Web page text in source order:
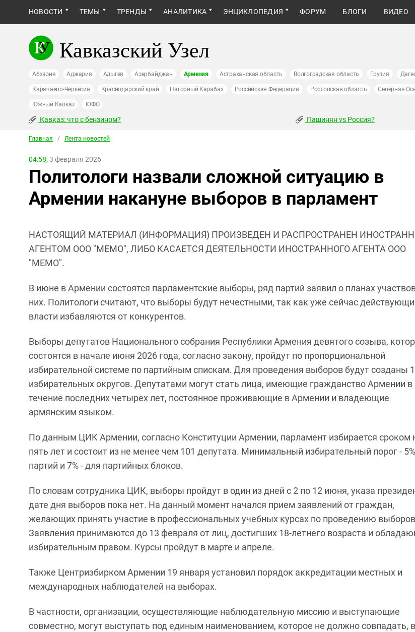
НОВОСТИ ТЕМЫ ТРЕНДЫ АНАЛИТИКА ЭНЦИКЛОПЕДИЯ ФОРУМ БЛОГИ ВИДЕО
Кавказский Узел
Абхазия Аджария Адыгея Азербайджан Армения Астраханская область Волгоградская область Грузия
Карачаево-Черкесия Краснодарский край Нагорный Карабах Российская Федерация Ростовская область Северная
Южный Кавказ ЮФО
Кавказ: что с бензином? Пашинян vs Россия?
Главная / Лента новостей
04:58, 3 февраля 2026
Политологи назвали сложной ситуацию в
Армении накануне выборов в парламент
НАСТОЯЩИЙ МАТЕРИАЛ (ИНФОРМАЦИЯ) ПРОИЗВЕДЕН И РАСПРОСТРАНЕН
АГЕНТОМ ООО "МЕМО", ЛИБО КАСАЕТСЯ ДЕЯТЕЛЬНОСТИ ИНОСТРАННОГО АГЕНТА ООО
"МЕМО".
В июне в Армении состоятся парламентские выборы, ряд партий заявил о планах
них. Политологи считают, что выборы будут нечестными, так как уже сейчас
власти избавляются от конкурентов.
Выборы депутатов Национального собрания Республики Армения девятого созыва,
состоятся в начале июня 2026 года, согласно закону, пройдут по пропорциональной
избирательной системе по партийным спискам. Для проведения выборов будут созданы
избирательных округов. Депутатами могут стать лица, имеющие гражданство Армении в
течение последних четырех лет, постоянное проживающие в Армении и владеющие
армянским языком.
По данным ЦИК Армении, согласно Конституции Армении, парламент избирается сроком
пять лет и состоит из не менее чем 101 депутата. Минимальный избирательный порог -
партий и 7% - для партийных блоков.
По словам сотрудника ЦИК, выборы пройдут в один из дней с 2 по 12 июня, указа
дате дня выборов пока нет. На данный момент начался прием заявлений от граждан,
желающих принять участие в профессиональных учебных курсах по проведению
Заявления принимаются до 13 февраля от лиц, достигших 18-летнего возраста и
избирательным правом. Курсы пройдут в марте и апреле.
Также Центризбирком Армении 19 января установил порядок аккредитации местных и
международных наблюдателей на выборах.
В частности, организации, осуществляющие наблюдательную миссию и выступающие
совместно, могут выступать под единым наименованием, которое не должно совпадать,